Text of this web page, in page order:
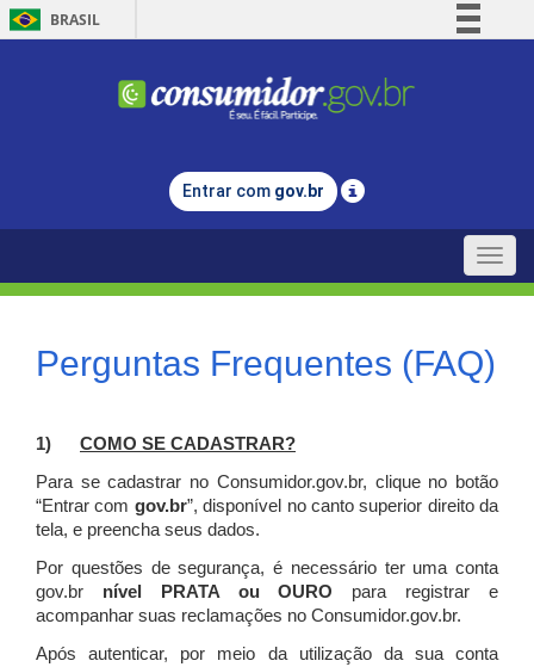
BRASIL
Comunica BR
Legislação
Entrar com gov.br
Toggle
Perguntas Frequentes (FAQ)
1) COMO SE CADASTRAR?
Para se cadastrar no Consumidor.gov.br, clique no botão
“Entrar com gov.br”, disponível no canto superior direito da
tela, e preencha seus dados.
Por questões de segurança, é necessário ter uma conta
gov.br nível PRATA ou OURO para registrar e
acompanhar suas reclamações no Consumidor.gov.br.
Após autenticar, por meio da utilização da sua conta